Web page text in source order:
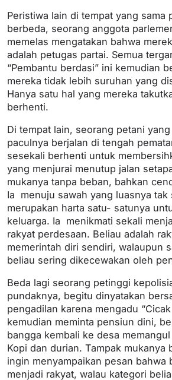
Peristiwa lain di tempat yang sama
berbeda, seorang anggota
memelas mengatakan bahwa
adalah petugas partai. Semua
“Pembantu berdasi” ini kemudian
mereka tidak lebih suruhan yang
Hanya satu hal yang mereka
berhenti.
Di tempat lain, seorang petani
paculnya berjalan di tengah
sesekali berhenti untuk
yang menjurai menutup jalan
mukanya tanpa beban, bahkan
Ia menuju sawah yang luasnya tak
merupakan harta satu- satunya
keluarga. Ia menikmati sekali
rakyat perdesaan. Beliau adalah
memerintah diri sendiri, walaupun
beliau sering dikecewakan oleh
Beda lagi seorang petinggi
pundaknya, begitu dinyatakan
pengadilan karena mengadu
kemudian meminta pensiun dini,
bangga kembali ke desa
Kopi dan durian. Tampak mukanya
ingin menyampaikan pesan bahwa
menjadi rakyat, walau kategori